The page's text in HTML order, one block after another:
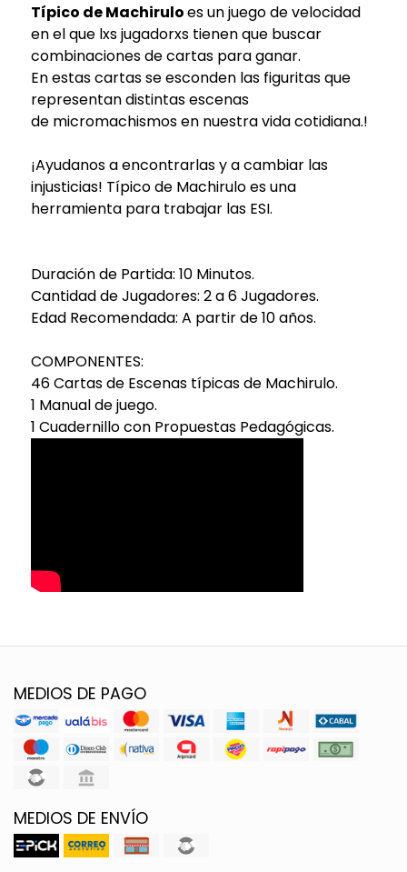
Típico de Machiruloes un juego de velocidad
en el que lxs jugadorxs tienen que buscar
combinaciones de cartas para ganar.
En estas cartas se esconden las figuritas que
representan distintas escenas
de micromachismos en nuestra vida cotidiana.!
¡Ayudanos a encontrarlas y a cambiar las
injusticias! Típico de Machirulo es una
herramienta para trabajar las ESI.
Duración de Partida: 10 Minutos.
Cantidad de Jugadores: 2 a 6 Jugadores.
Edad Recomendada: A partir de 10 años.
COMPONENTES:
46 Cartas de Escenas típicas de Machirulo.
1 Manual de juego.
1 Cuadernillo con Propuestas Pedagógicas.
MEDIOS DE PAGO
MEDIOS DE ENVÍO